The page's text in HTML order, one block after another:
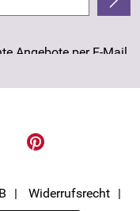
Angebote per E-Mail
zur
Werbezwecke kann
Widerrufsrecht